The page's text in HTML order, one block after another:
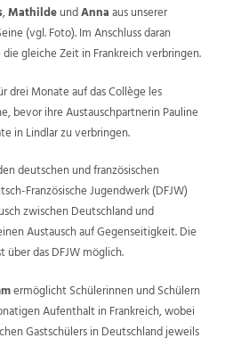
,MathildeundAnnaaus unserer
(vgl. Foto). Im Anschluss daran
gleiche Zeit in Frankreich verbringen.
drei Monate auf das Collège les
bevor ihre Austauschpartnerin Pauline
in Lindlar zu verbringen.
deutschen und französischen
Französische Jugendwerk (DFJW)
zwischen Deutschland und
Austausch auf Gegenseitigkeit. Die
über das DFJW möglich.
ermöglicht Schülerinnen und Schülern
Aufenthalt in Frankreich, wobei
Gastschülers in Deutschland jeweils